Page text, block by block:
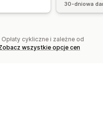
30-dniowa
cykliczne i zależne od
wszystkie opcje cen